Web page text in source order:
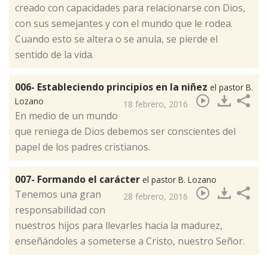
creado con capacidades para relacionarse con Dios,
con sus semejantes y con el mundo que le rodea.
Cuando esto se altera o se anula, se pierde el
sentido de la vida.
006- Estableciendo principios en la niñez el pastor B.
Lozano
18 febrero, 2016
​En medio de un mundo
que reniega de Dios debemos ser conscientes del
papel de los padres cristianos.
007- Formando el carácter el pastor B. Lozano
28 febrero, 2016
​Tenemos una gran
responsabilidad con
nuestros hijos para llevarles hacia la madurez,
enseñándoles a someterse a Cristo, nuestro Señor.